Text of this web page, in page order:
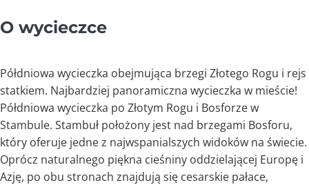
O wycieczce
Półdniowa wycieczka obejmująca brzegi Złotego Rogu i rejs
statkiem. Najbardziej panoramiczna wycieczka w mieście!
Półdniowa wycieczka po Złotym Rogu i Bosforze w
Stambule. Stambuł położony jest nad brzegami Bosforu,
który oferuje jedne z najwspanialszych widoków na świecie.
Oprócz naturalnego piękna cieśniny oddzielającej Europę i
Azję, po obu stronach znajdują się cesarskie pałace,